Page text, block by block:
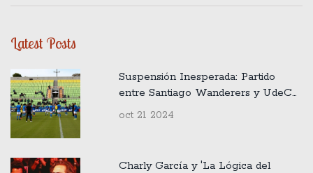
Latest Posts
Suspensión Inesperada: Partido
entre Santiago Wanderers y UdeC
en la Primera B de Chile Anulado
oct 21 2024
Charly García y 'La Lógica del